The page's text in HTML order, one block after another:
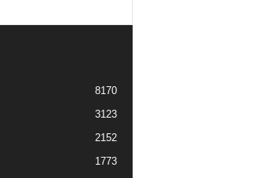
8170
3123
2152
1773